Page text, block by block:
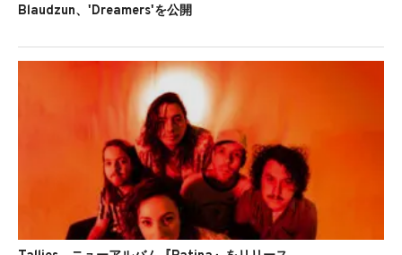
Blaudzun、'Dreamers'を公開